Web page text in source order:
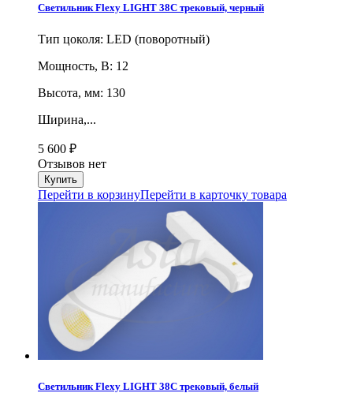
Светильник Flexy LIGHT 38C трековый, черный
Тип цоколя: LED (поворотный)
Мощность, В: 12
Высота, мм: 130
Ширина,...
5 600 ₽
Отзывов нет
Перейти в корзинуПерейти в карточку товара
Светильник Flexy LIGHT 38C трековый, белый